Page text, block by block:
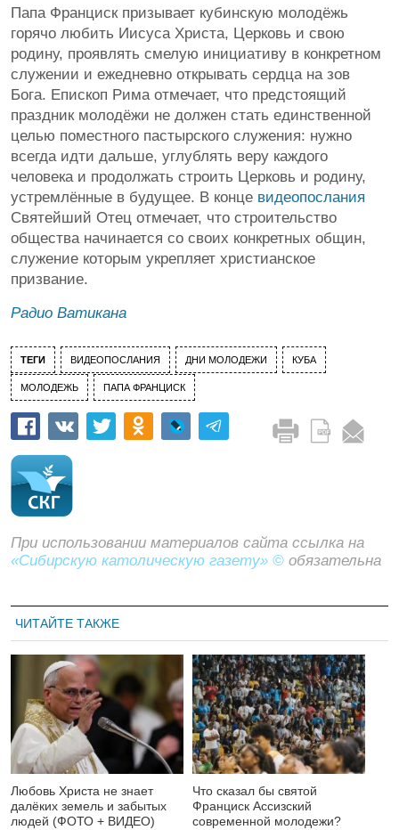
Папа Франциск призывает кубинскую молодёжь
горячо любить Иисуса Христа, Церковь и свою
родину, проявлять смелую инициативу в конкретном
служении и ежедневно открывать сердца на зов
Бога. Епископ Рима отмечает, что предстоящий
праздник молодёжи не должен стать единственной
целью поместного пастырского служения: нужно
всегда идти дальше, углублять веру каждого
человека и продолжать строить Церковь и родину,
устремлённые в будущее. В конце видеопослания
Святейший Отец отмечает, что строительство
общества начинается со своих конкретных общин,
служение которым укрепляет христианское
призвание.
Радио Ватикана
ТЕГИ ВИДЕОПОСЛАНИЯ ДНИ МОЛОДЕЖИ КУБА
МОЛОДЕЖЬ ПАПА ФРАНЦИСК
При использовании материалов сайта ссылка на
«Сибирскую католическую газету» © обязательна
ЧИТАЙТЕ ТАКЖЕ
Любовь Христа не знает
далёких земель и забытых
людей (ФОТО + ВИДЕО)
Что сказал бы святой
Франциск Ассизский
современной молодежи?